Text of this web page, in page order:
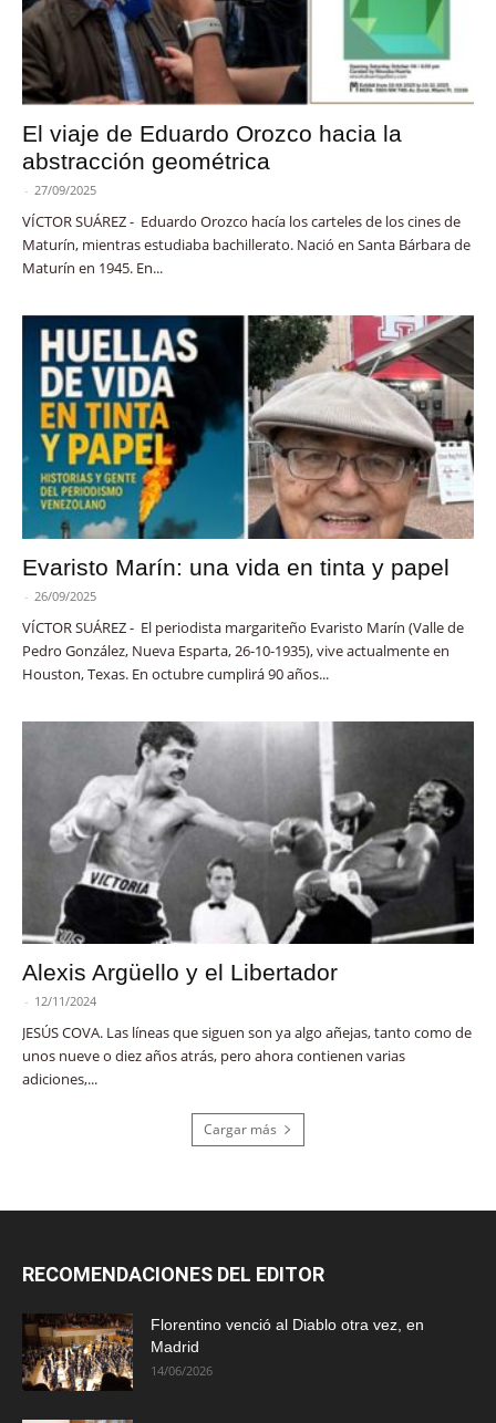
El viaje de Eduardo Orozco hacia la
abstracción geométrica
- 27/09/2025
VÍCTOR SUÁREZ - Eduardo Orozco hacía los carteles de los cines de
Maturín, mientras estudiaba bachillerato. Nació en Santa Bárbara de
Maturín en 1945. En...
Evaristo Marín: una vida en tinta y papel
- 26/09/2025
VÍCTOR SUÁREZ - El periodista margariteño Evaristo Marín (Valle de
Pedro González, Nueva Esparta, 26-10-1935), vive actualmente en
Houston, Texas. En octubre cumplirá 90 años...
Alexis Argüello y el Libertador
- 12/11/2024
JESÚS COVA. Las líneas que siguen son ya algo añejas, tanto como de
unos nueve o diez años atrás, pero ahora contienen varias
adiciones,...
Cargar más
RECOMENDACIONES DEL EDITOR
Florentino venció al Diablo otra vez, en
Madrid
14/06/2026